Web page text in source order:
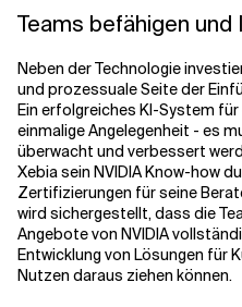
Teams befähigen
Neben der Technologie
und prozessuale Seite der
Ein erfolgreiches KI-System
einmalige Angelegenheit - es
überwacht und verbessert
Xebia sein NVIDIA Know-how
Zertifizierungen für seine
wird sichergestellt, dass die
Angebote von NVIDIA
Entwicklung von Lösungen für
Nutzen daraus ziehen können.